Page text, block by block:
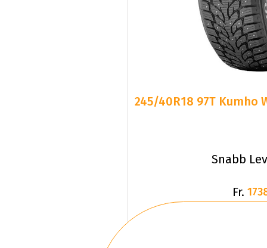
245/40R18 97T Kumho
Snabb
Fr.